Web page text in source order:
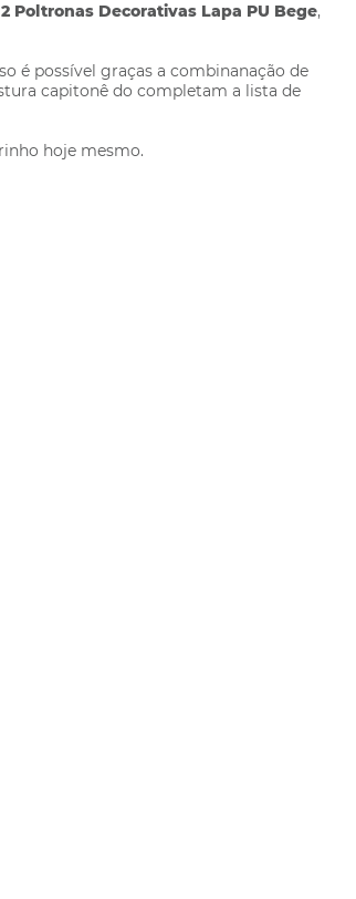
Poltronas Decorativas Lapa PU Bege,
é possível graças a combinanação de
capitonê do completam a lista de
hoje mesmo.